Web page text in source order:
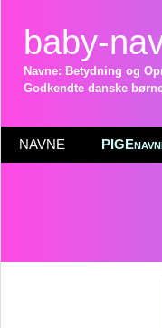
baby-
Navne: Betydning og
Godkendte danske
NAVNE